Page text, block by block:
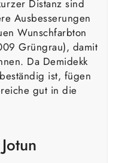
Distanz sind
Ausbesserungen
Wunschfarbton
Grüngrau), damit
Da Demidekk
ist, fügen
gut in die